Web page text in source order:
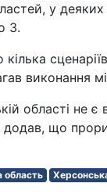
у
3.
виконання
області не
додав, що
область